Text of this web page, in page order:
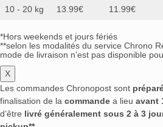
10 - 20 kg 13.99€ 11.99€
*Hors weekends et jours fériés
**selon les modalités du service Chrono
mode de livraison n’est pas disponible
X
Les commandes Chronopost sont
finalisation de la commande a lieu avant
d’être livré généralement sous 2 à 3